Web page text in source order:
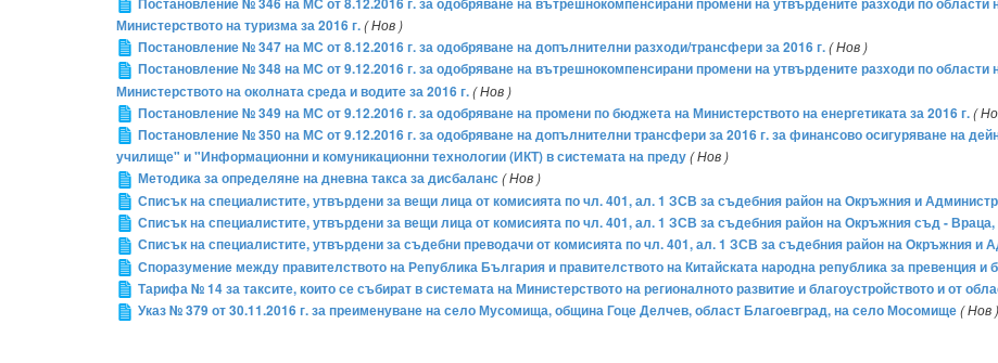
Министерството на туризма за 2016 г.( Нов )
Постановление № 347 на МС от 8.12.2016 г. за одобряване на допълнителни разходи/трансфери за 2016 г.( Нов )
Постановление № 348 на МС от 9.12.2016 г. за одобряване на вътрешнокомпенсирани промени на утвърдените разходи по
Министерството на околната среда и водите за 2016 г.( Нов )
Постановление № 349 на МС от 9.12.2016 г. за одобряване на промени по бюджета на Министерството на енергетиката за 2016 г.(
Постановление № 350 на МС от 9.12.2016 г. за одобряване на допълнителни трансфери за 2016 г. за финансово осигуряване на
училище" и "Информационни и комуникационни технологии (ИКТ) в системата на преду( Нов )
Методика за определяне на дневна такса за дисбаланс( Нов )
Списък на специалистите, утвърдени за вещи лица от комисията по чл. 401, ал. 1 ЗСВ за съдебния район на Окръжния и
Списък на специалистите, утвърдени за вещи лица от комисията по чл. 401, ал. 1 ЗСВ за съдебния район на Окръжния съд -
Списък на специалистите, утвърдени за съдебни преводачи от комисията по чл. 401, ал. 1 ЗСВ за съдебния район на Окръжния и
Споразумение между правителството на Република България и правителството на Китайската народна република за превенция и
Тарифа № 14 за таксите, които се събират в системата на Министерството на регионалното развитие и благоустройството и от
Указ № 379 от 30.11.2016 г. за преименуване на село Мусомища, община Гоце Делчев, област Благоевград, на село Мосомище( Нов )